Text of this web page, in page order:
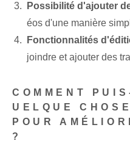
Possibilité d'ajouter
éos⁢ d'une manière
Fonctionnalités
joindre et ajouter des
COMMENT
UELQUE
POUR
?